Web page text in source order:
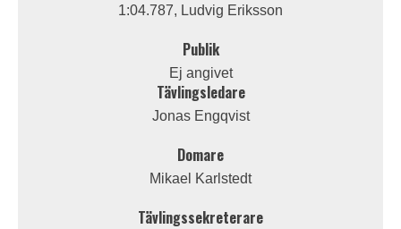
1:04.787, Ludvig Eriksson
Publik
Ej angivet
Tävlingsledare
Jonas Engqvist
Domare
Mikael Karlstedt
Tävlingssekreterare